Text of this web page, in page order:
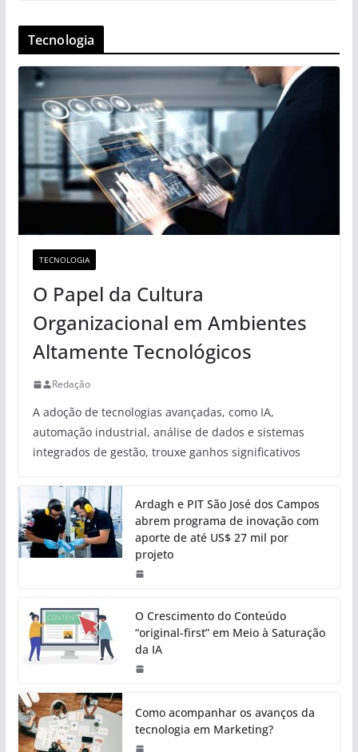
Tecnologia
TECNOLOGIA
O Papel da Cultura
Organizacional em Ambientes
Altamente Tecnológicos
Redação
A adoção de tecnologias avançadas, como IA,
automação industrial, análise de dados e sistemas
integrados de gestão, trouxe ganhos significativos
Ardagh e PIT São José dos Campos
abrem programa de inovação com
aporte de até US$ 27 mil por
projeto
O Crescimento do Conteúdo
“original-first” em Meio à Saturação
da IA
Como acompanhar os avanços da
tecnologia em Marketing?